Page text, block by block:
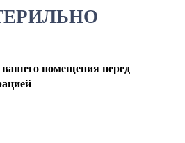
помещения перед